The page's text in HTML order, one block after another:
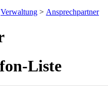
Verwaltung > Ansprechpartner
Liste